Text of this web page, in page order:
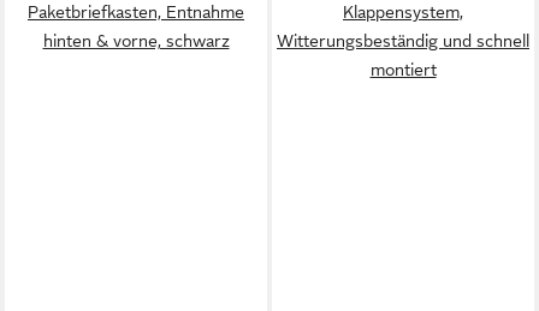
Paketbriefkasten, Entnahme
hinten & vorne, schwarz
Klappensystem,
Witterungsbeständig und schnell
montiert